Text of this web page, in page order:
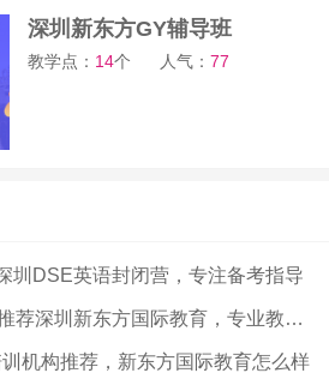
深圳新东方GY辅导班
教学点： 14个 人气：77
圳DSE英语封闭营，专注备考指导
深圳DSE英语封闭营推荐深圳新东方国际教育，专业教学团队
机构推荐，新东方国际教育怎么样